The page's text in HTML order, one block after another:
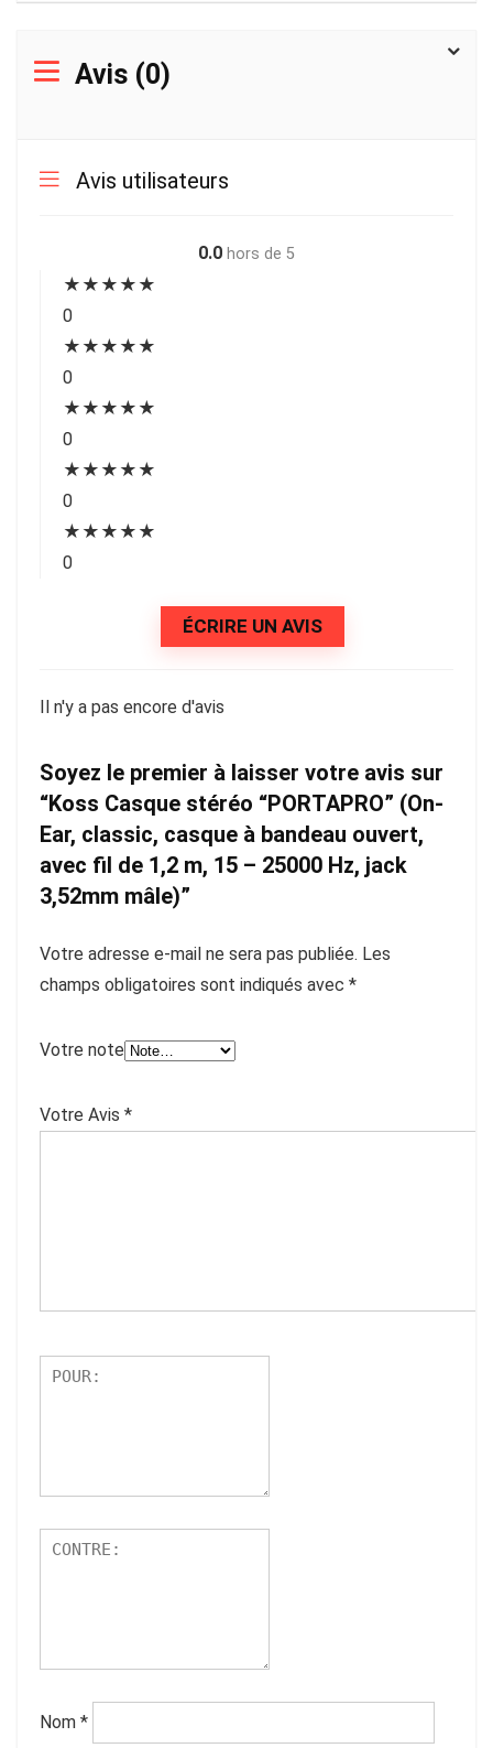
Avis (0)
Avis utilisateurs
0.0 hors de 5
★ ★ ★ ★ ★
0
★ ★ ★ ★ ★
0
★ ★ ★ ★ ★
0
★ ★ ★ ★ ★
0
★ ★ ★ ★ ★
0
ÉCRIRE UN AVIS
Il n'y a pas encore d'avis
Soyez le premier à laisser votre avis sur
“Koss Casque stéréo “PORTAPRO” (On-
Ear, classic, casque à bandeau ouvert,
avec fil de 1,2 m, 15 – 25000 Hz, jack
3,52mm mâle)”
Votre adresse e-mail ne sera pas publiée. Les
champs obligatoires sont indiqués avec *
Votre note
Votre Avis *
Nom *